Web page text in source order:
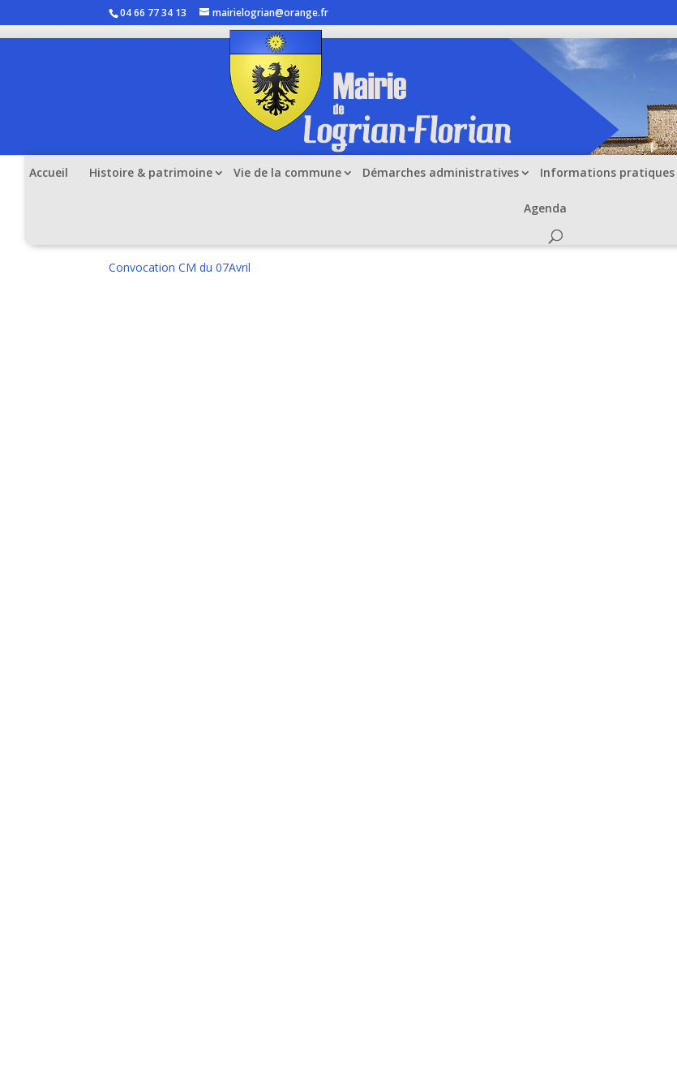
04 66 77 34 13 mairielogrian@orange.fr
Accueil Histoire & patrimoine Vie de la commune Démarches administratives Informations pratiques
Agenda
CONVOCATION CONSEIL MUNICIPAL DU 07 AVRIL
Convocation CM du 07Avril